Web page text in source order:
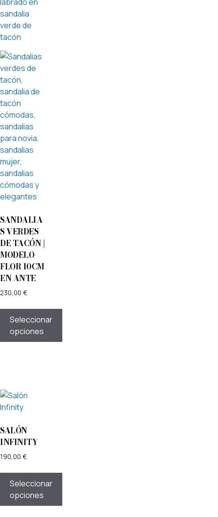
SANDALIA
S VERDES
DE TACÓN |
MODELO
FLOR 10CM
EN ANTE
230,00 €
Seleccionar
opciones
SALÓN
INFINITY
190,00 €
Seleccionar
opciones